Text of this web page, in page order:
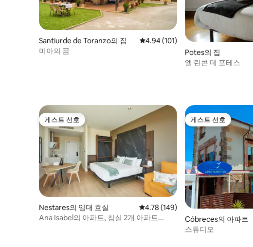
Santiurde de Toranzo의 집 평점 4.94점(5점 만점), 후기 101개
4.94 (101)
미아의 꿈
Potes의 집
엘 린콘 데 포테스
게스트 선호
게스트 선호
Nestares의 임대 호실 평점 4.78점(5점 만점), 후기 149개
4.78 (149)
Ana Isabel의 아파트, 침실 2개 아파트...
게스트 선호
게스트 선호
Cóbreces의 아파트
스튜디오